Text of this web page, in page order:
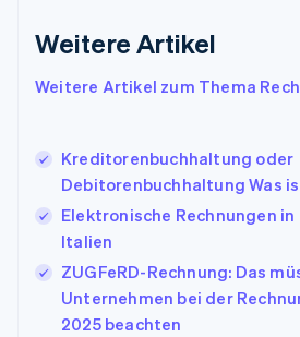
Weitere Artikel
Weitere Artikel zum Thema
Kreditorenbuchhaltung oder
Debitorenbuchhaltung Was
Elektronische Rechnungen
Italien
ZUGFeRD-Rechnung: Das
Unternehmen bei der
2025 beachten
English
Italien
Italiano English
EnglishFrançais
Kroatien
EnglishItaliano
Lettland
Liechtenstein
DeutschEnglish
Litauen